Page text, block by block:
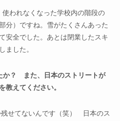
われなくなった学校内の階段の
分）ですね。雪がたくさんあった
安全でした。あとは閉業したスキ
ました。
か？ また、日本のストリートが
教えてください。
せてないんです（笑） 日本のス